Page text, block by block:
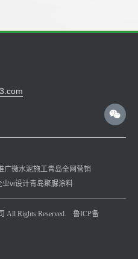
广微水泥施工青岛全网营销
业vi设计青岛聚脲涂料
Rights Reserved.
鲁ICP备